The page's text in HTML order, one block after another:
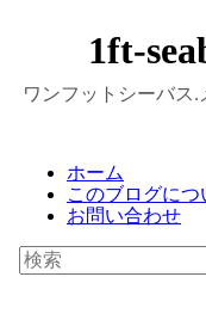
1ft-
ワンフットシーバス.
ホーム
このブログにつ
お問い合わせ